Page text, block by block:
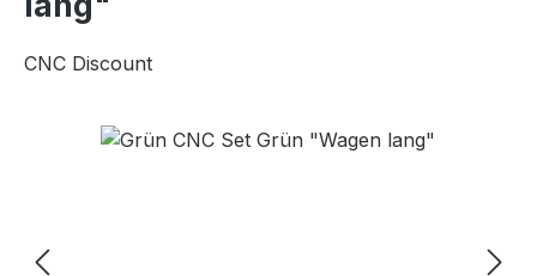
CNC Discount
Bildergalerie überspringen